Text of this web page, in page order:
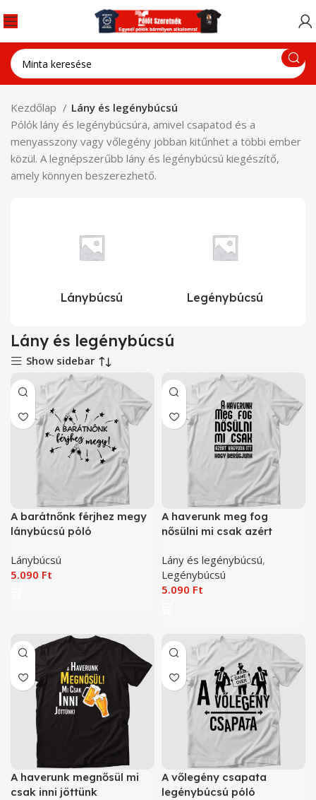
Kezdőlap
Lány és legénybúcsú
Pólók lány és legénybúcsúra, amivel csapatod és a
menyasszony vagy vőlegény jobban kitűnhet a többi ember
közül. A legnépszerűbb lány és legénybúcsú kiegészítő,
amely könnyen beszerezhető.
Lánybúcsú Legénybúcsú
Lány és legénybúcsú
Show sidebar
A barátnőnk férjhez megy
lánybúcsú póló
Lánybúcsú
5.090 Ft
A haverunk meg fog
nősülni mi csak azért
berúgjunk legénybúcsú
póló
Lány és legénybúcsú,
Legénybúcsú
5.090 Ft
A haverunk megnősül mi
csak inni jöttünk
A vőlegény csapata
legénybúcsú póló